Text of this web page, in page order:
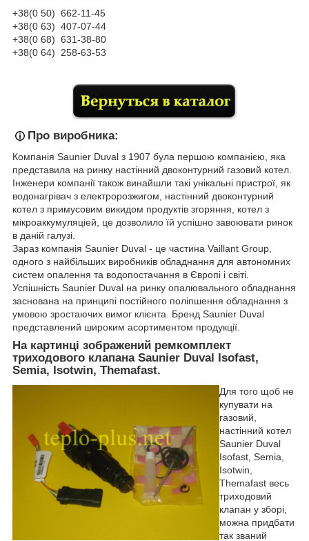
+38(0 50) 662-11-45
+38(0 63) 407-07-44
+38(0 68) 631-38-80
+38(0 64) 258-63-53
Про виробника:
Компанія Saunier Duval з 1907 була першою компанією, яка
представила на ринку настінний двоконтурний газовий котел.
Інженери компанії також винайшли такі унікальні пристрої, як
водонагрівач з електророзжигом, настінний двоконтурний
котел з примусовим викидом продуктів згоряння, котел з
мікроаккумуляціей, це дозволило їй успішно завоювати ринок
в даній галузі.
Зараз компанія Saunier Duval - це частина Vaillant Group,
одного з найбільших виробників обладнання для автономних
систем опалення та водопостачання в Європі і світі.
Успішність Saunier Duval на ринку опалювального обладнання
заснована на принципі постійного поліпшення обладнання з
умовою зростаючих вимог клієнта. Бренд Saunier Duval
представлений широким асортиментом продукції.
На картинці зображений ремкомплект
триходового клапана Saunier Duval Isofast,
Semia, Isotwin, Themafast.
Для того щоб не
купувати на
газовий,
настінний котел
Saunier Duval
Isofast, Semia,
Isotwin,
Themafast весь
триходовий
клапан у зборі,
можна придбати
так званий